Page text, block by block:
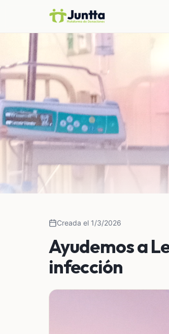
Creada el 1/3/2026
Ayudemos a
infección